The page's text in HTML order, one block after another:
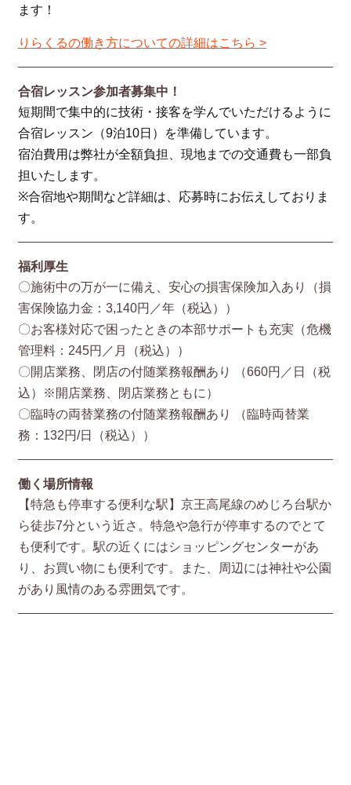
ます！
りらくるの働き方についての詳細はこちら >
合宿レッスン参加者募集中！
短期間で集中的に技術・接客を学んでいただけるように
合宿レッスン（9泊10日）を準備しています。
宿泊費用は弊社が全額負担、現地までの交通費も一部負
担いたします。
※合宿地や期間など詳細は、応募時にお伝えしておりま
す。
福利厚生
〇施術中の万が一に備え、安心の損害保険加入あり（損
害保険協⼒⾦：3,140円／年（税込））
〇お客様対応で困ったときの本部サポートも充実（危機
管理料：245円／月（税込））
〇開店業務、閉店の付随業務報酬あり （660円／⽇（税
込）※開店業務、閉店業務ともに）
〇臨時の両替業務の付随業務報酬あり （臨時両替業
務：132円/⽇（税込））
働く場所情報
【特急も停車する便利な駅】京王高尾線のめじろ台駅か
ら徒歩7分という近さ。特急や急行が停車するのでとて
も便利です。駅の近くにはショッピングセンターがあ
り、お買い物にも便利です。また、周辺には神社や公園
があり風情のある雰囲気です。